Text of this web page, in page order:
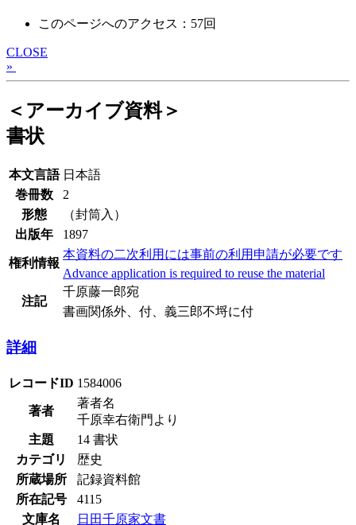
このページへのアクセス：57回
CLOSE
»
＜アーカイブ資料＞
書状
本文言語 日本語
巻冊数
2
形態
（封筒入）
出版年
1897
権利情報
本資料の二次利用には事前の利用申請が必要です
Advance application is required to reuse the material
注記
千原藤一郎宛
書画関係外、付、義三郎不埒に付
詳細
レコードID 1584006
著者
著者名
千原幸右衛門より
主題
14 書状
カテゴリ
歴史
所蔵場所
記録資料館
所在記号
4115
文庫名
日田千原家文書